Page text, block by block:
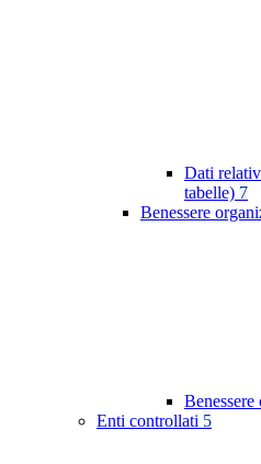
Dati
tabelle) 7
Benessere
Enti controllati 5